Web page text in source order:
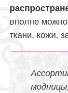
вполне можно
ткани, кожи,